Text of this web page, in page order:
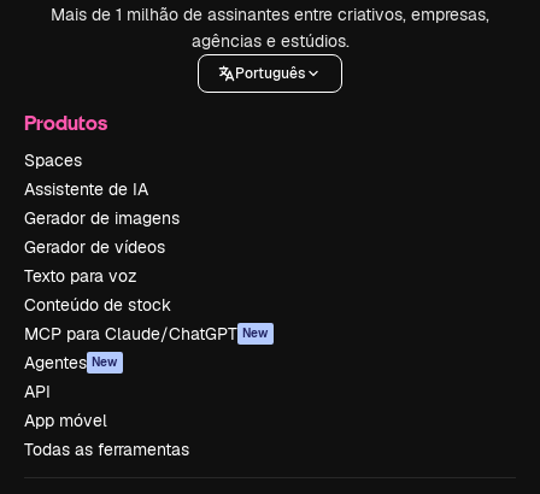
Mais de 1 milhão de assinantes entre criativos, empresas,
agências e estúdios.
Português
Produtos
Spaces
Assistente de IA
Gerador de imagens
Gerador de vídeos
Texto para voz
Conteúdo de stock
MCP para Claude/ChatGPT New
Agentes New
API
App móvel
Todas as ferramentas